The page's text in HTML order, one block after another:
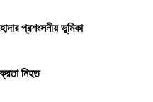
প্রশংসনীয় ভূমিকা
নিহত